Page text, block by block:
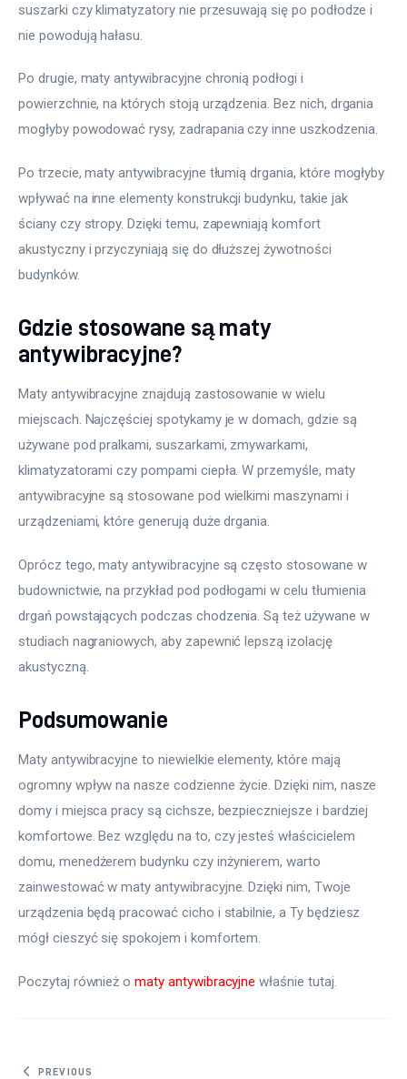
suszarki czy klimatyzatory nie przesuwają się po podłodze i
nie powodują hałasu.
Po drugie, maty antywibracyjne chronią podłogi i
powierzchnie, na których stoją urządzenia. Bez nich, drgania
mogłyby powodować rysy, zadrapania czy inne uszkodzenia.
Po trzecie, maty antywibracyjne tłumią drgania, które mogłyby
wpływać na inne elementy konstrukcji budynku, takie jak
ściany czy stropy. Dzięki temu, zapewniają komfort
akustyczny i przyczyniają się do dłuższej żywotności
budynków.
Gdzie stosowane są maty
antywibracyjne?
Maty antywibracyjne znajdują zastosowanie w wielu
miejscach. Najczęściej spotykamy je w domach, gdzie są
używane pod pralkami, suszarkami, zmywarkami,
klimatyzatorami czy pompami ciepła. W przemyśle, maty
antywibracyjne są stosowane pod wielkimi maszynami i
urządzeniami, które generują duże drgania.
Oprócz tego, maty antywibracyjne są często stosowane w
budownictwie, na przykład pod podłogami w celu tłumienia
drgań powstających podczas chodzenia. Są też używane w
studiach nagraniowych, aby zapewnić lepszą izolację
akustyczną.
Podsumowanie
Maty antywibracyjne to niewielkie elementy, które mają
ogromny wpływ na nasze codzienne życie. Dzięki nim, nasze
domy i miejsca pracy są cichsze, bezpieczniejsze i bardziej
komfortowe. Bez względu na to, czy jesteś właścicielem
domu, menedżerem budynku czy inżynierem, warto
zainwestować w maty antywibracyjne. Dzięki nim, Twoje
urządzenia będą pracować cicho i stabilnie, a Ty będziesz
mógł cieszyć się spokojem i komfortem.
Poczytaj również o maty antywibracyjne właśnie tutaj.
PREVIOUS